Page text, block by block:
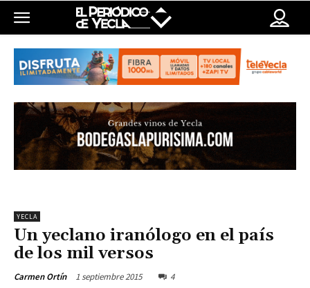
YECLA
Un yeclano iranólogo en el país
de los mil versos
Carmen Ortín 1 septiembre 2015 4